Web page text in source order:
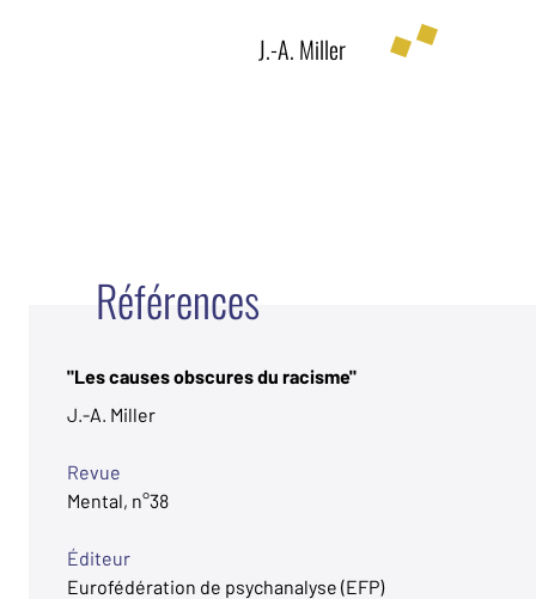
J.-A. Miller
Références
"Les causes obscures du racisme"
J.-A. Miller
Revue
Mental, n°38
Éditeur
Eurofédération de psychanalyse (EFP)